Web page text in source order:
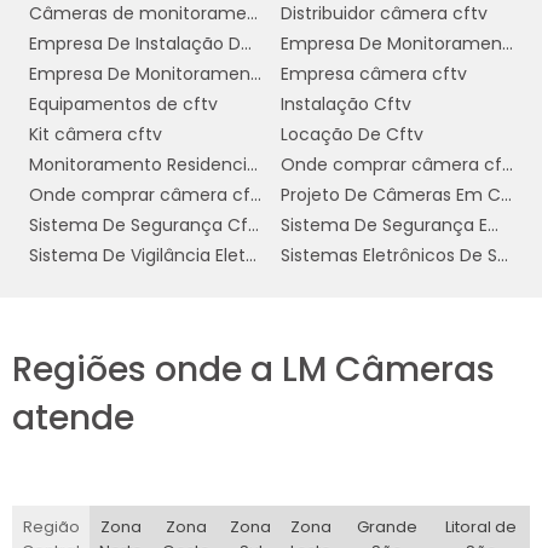
Outra característica essencial é a presença
de
lentes de alta qualidade
com
capacidade de visão noturna, permitindo a
captura de imagens claras e nítidas em
ambientes com pouca ou nenhuma
iluminação. Este recurso é vital para a
segurança em locais onde a iluminação pode
ser limitada ou irregular.
As câmeras CFTV de baixa temperatura
também contam com
transmissão de dados sem comprometer a
qualidade da imagem. Isso é particularmente
Câmeras de monitoramento wifi
Distribuidor câmera cftv
Empresa De Instalação De Cftv
Empresa De Monitoramento De Câmeras
Empresa De Monitoramento Residencial
Empresa câmera cftv
Equipamentos de cftv
Instalação Cftv
Kit câmera cftv
Locação De Cftv
Monitoramento Residencial Preço
Onde comprar câmera cftv
Onde comprar câmera cftv residencial
Projeto De Câmeras Em Condomínio
Sistema De Segurança Cftv Digital
Sistema De Segurança Empresarial
Sistema De Vigilância Eletrônica
Sistemas Eletrônicos De Segurança
Regiões onde a LM Câmeras
atende
Região
Zona
Zona
Zona
Zona
Grande
Litoral de